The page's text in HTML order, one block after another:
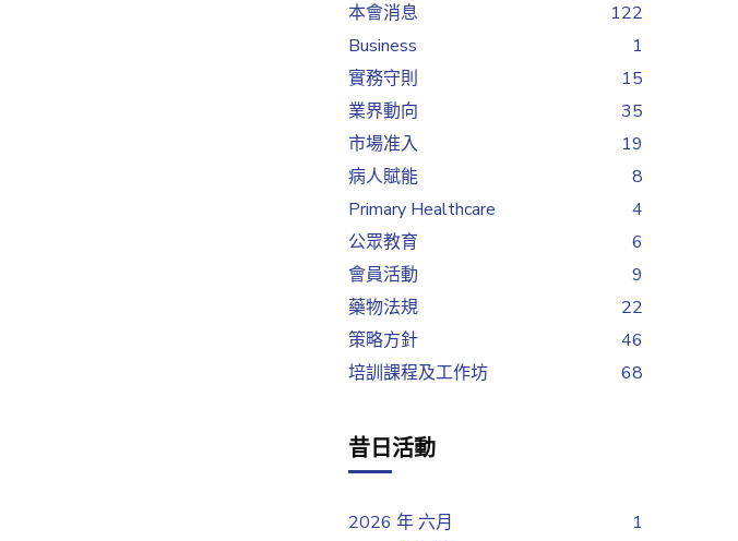
本會消息
122
Business
1
實務守則
15
業界動向
35
市場准入
19
病人賦能
8
Primary Healthcare
4
公眾教育
6
會員活動
9
藥物法規
22
策略方針
46
培訓課程及工作坊
68
昔日活動
2026 年 六月
1